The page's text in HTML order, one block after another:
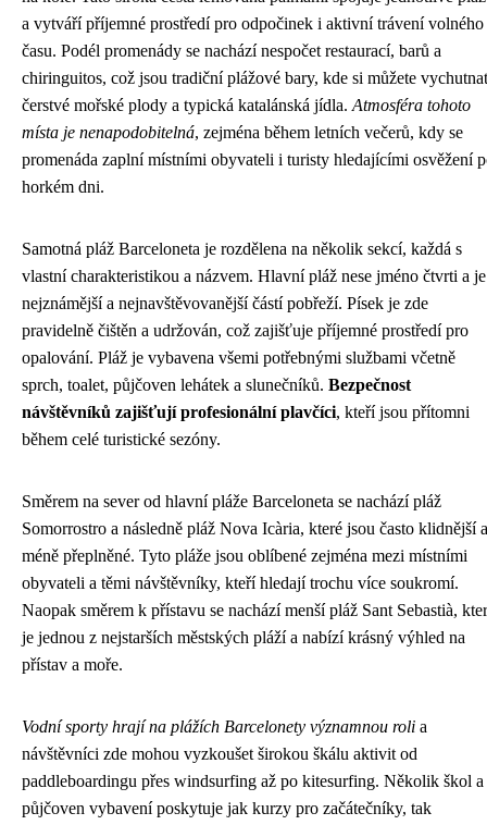
a vytváří příjemné prostředí pro odpočinek i aktivní trávení volného
času. Podél promenády se nachází nespočet restaurací, barů a
chiringuitos, což jsou tradiční plážové bary, kde si můžete vychutnat
čerstvé mořské plody a typická katalánská jídla. Atmosféra tohoto
místa je nenapodobitelná, zejména během letních večerů, kdy se
promenáda zaplní místními obyvateli i turisty hledajícími osvěžení
horkém dni.
Samotná pláž Barceloneta je rozdělena na několik sekcí, každá s
vlastní charakteristikou a názvem. Hlavní pláž nese jméno čtvrti a je
nejznámější a nejnavštěvovanější částí pobřeží. Písek je zde
pravidelně čištěn a udržován, což zajišťuje příjemné prostředí pro
opalování. Pláž je vybavena všemi potřebnými službami včetně
sprch, toalet, půjčoven lehátek a slunečníků. Bezpečnost
návštěvníků zajišťují profesionální plavčíci, kteří jsou přítomni
během celé turistické sezóny.
Směrem na sever od hlavní pláže Barceloneta se nachází pláž
Somorrostro a následně pláž Nova Icària, které jsou často klidnější a
méně přeplněné. Tyto pláže jsou oblíbené zejména mezi místními
obyvateli a těmi návštěvníky, kteří hledají trochu více soukromí.
Naopak směrem k přístavu se nachází menší pláž Sant Sebastià,
je jednou z nejstarších městských pláží a nabízí krásný výhled na
přístav a moře.
Vodní sporty hrají na plážích Barcelonety významnou roli a
návštěvníci zde mohou vyzkoušet širokou škálu aktivit od
paddleboardingu přes windsurfing až po kitesurfing. Několik škol a
půjčoven vybavení poskytuje jak kurzy pro začátečníky, tak